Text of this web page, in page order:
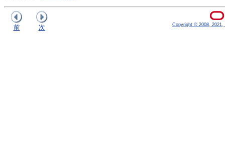
前 次 Copyright © 2008,